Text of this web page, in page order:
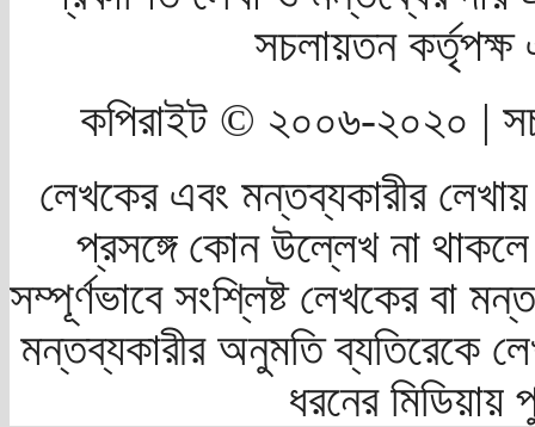
সচলায়তন
কপিরাইট © ২০০৬-২০২০ |
লেখকের এবং মন্তব্যকারীর
প্রসঙ্গে কোন উল্লেখ না
সম্পূর্ণভাবে সংশ্লিষ্ট লেখকের বা
মন্তব্যকারীর অনুমতি ব্যতিরেকে
ধরনের মিডিয়ায়